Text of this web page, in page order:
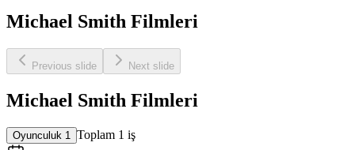
Michael Smith Filmleri
Previous slide Next slide
Michael Smith Filmleri
Oyunculuk 1 Toplam 1 iş